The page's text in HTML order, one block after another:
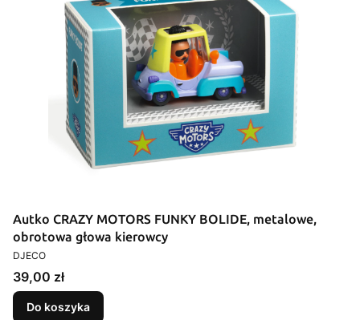
Autko CRAZY MOTORS FUNKY BOLIDE, metalowe,
obrotowa głowa kierowcy
PRODUCENT
DJECO
Cena
39,00 zł
Do koszyka